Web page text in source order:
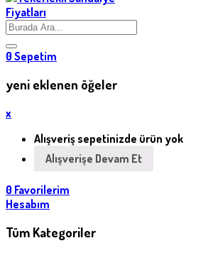
0 Sepetim
yeni eklenen öğeler
x
Alışveriş sepetinizde ürün yok
Alışverişe Devam Et
0 Favorilerim
Hesabım
Tüm Kategoriler